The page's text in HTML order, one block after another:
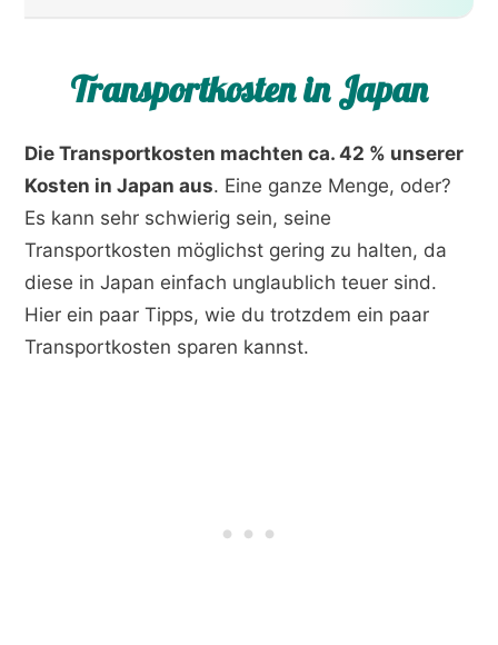
Transportkosten in Japan
Die Transportkosten machten ca. 42 % unserer
Kosten in Japan aus. Eine ganze Menge, oder?
Es kann sehr schwierig sein, seine
Transportkosten möglichst gering zu halten, da
diese in Japan einfach unglaublich teuer sind.
Hier ein paar Tipps, wie du trotzdem ein paar
Transportkosten sparen kannst.